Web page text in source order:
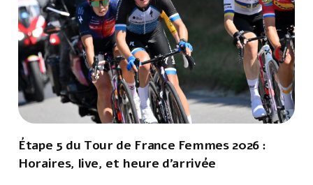
Étape 5 du Tour de France Femmes 2026 :
Horaires, live, et heure d'arrivée